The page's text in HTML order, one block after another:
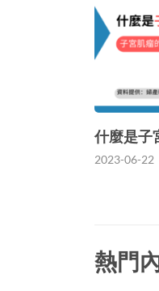
什麼是子
2023-06-22
熱門